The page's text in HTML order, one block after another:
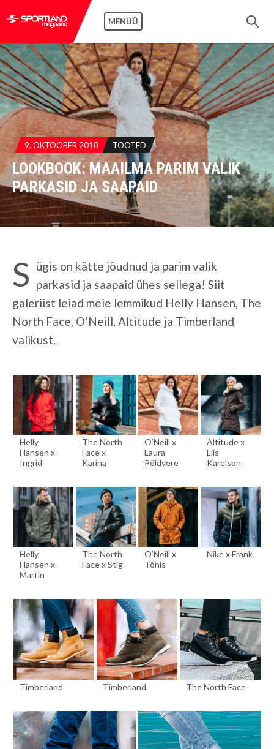
MENÜÜ
9. OKTOOBER 2018 TOOTED
LOOKBOOK: MAAILMA PARIM VALIK
PARKASID JA SAAPAID
S ügis on kätte jõudnud ja parim valik
parkasid ja saapaid ühes sellega! Siit
galeriist leiad meie lemmikud Helly Hansen, The
North Face, O’Neill, Altitude ja Timberland
valikust.
Helly
Hansen x
Ingrid
The North
Face x
Karina
O’Neill x
Laura
Põldvere
Altitude x
Liis
Karelson
Helly
Hansen x
Martin
The North
Face x Stig
O’Neill x
Tõnis
Nike x Frank
Timberland Timberland The North Face